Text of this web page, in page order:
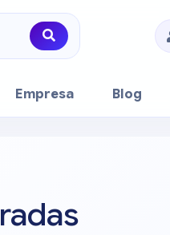
Empresa Blog